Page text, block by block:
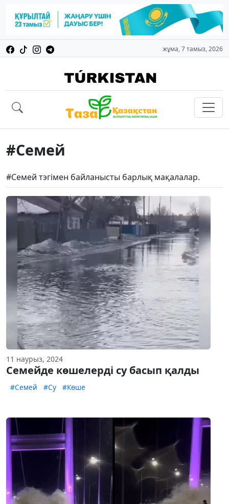
жұма, 7 тамыз, 2026
#Семей
#Семей тэгімен байланысты барлық мақалалар.
11 наурыз, 2024
Семейде көшелерді су басып қалды
#Семей #Су #Көше